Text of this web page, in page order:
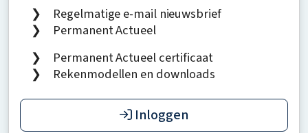
Regelmatige e-mail nieuwsbrief
Permanent Actueel
Permanent Actueel certificaat
Rekenmodellen en downloads
Inloggen